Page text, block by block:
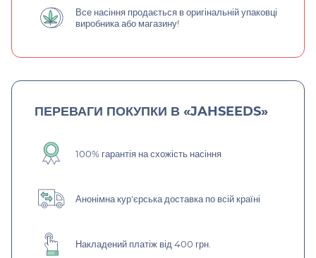
Все насіння продається в оригінальній упаковці
виробника або магазину!
ПЕРЕВАГИ ПОКУПКИ В «JAHSEEDS»
100% гарантія на схожість насіння
Анонімна кур'єрська доставка по всій країні
Накладений платіж від 400 грн.